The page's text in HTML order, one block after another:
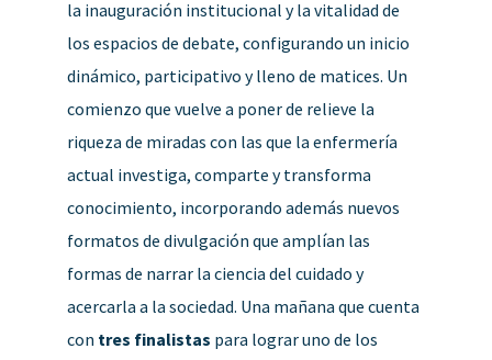
la inauguración institucional y la vitalidad de
los espacios de debate, configurando un inicio
dinámico, participativo y lleno de matices. Un
comienzo que vuelve a poner de relieve la
riqueza de miradas con las que la enfermería
actual investiga, comparte y transforma
conocimiento, incorporando además nuevos
formatos de divulgación que amplían las
formas de narrar la ciencia del cuidado y
acercarla a la sociedad. Una mañana que cuenta
con tres finalistas para lograr uno de los